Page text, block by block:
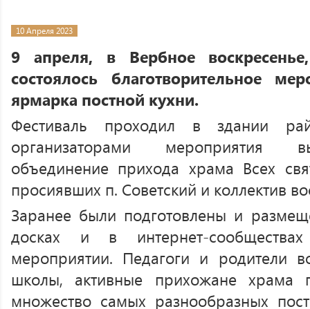
10 Апреля 2023
9 апреля, в Вербное
состоялось благотворительное
ярмарка постной кухни.
Фестиваль проходил в здании
организаторами мероприятия
объединение прихода храма Всех
просиявших п. Советский и коллектив
Заранее были подготовлены и
досках и в интернет-
мероприятии. Педагоги и родители
школы, активные прихожане храма
множество самых разнообразных